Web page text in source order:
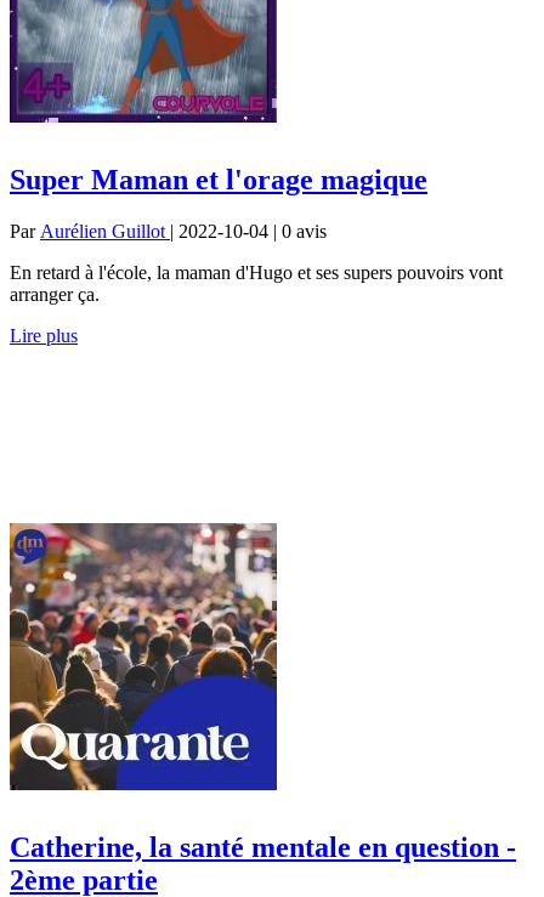
Super Maman et l'orage magique
Par Aurélien Guillot | 2022-10-04 | 0 avis
En retard à l'école, la maman d'Hugo et ses supers pouvoirs vont
arranger ça.
Lire plus
Catherine, la santé mentale en question -
2ème partie